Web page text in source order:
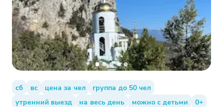
сб вс цена за чел
группа до 50 чел
утренний выезд
на весь день можно с детьми 0+